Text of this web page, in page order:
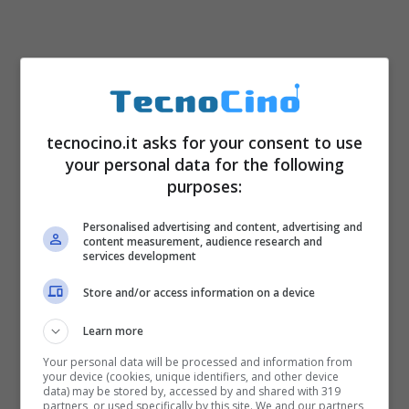
Oukitel C2 offre infatti per meno di 50 euro un
hardware completo e soddisfacente. Si parte
da un display IPScon diagonale da4.5
tra cellulari più compatti e phablet, un po’ più
nicchia di mercato non così piccola. È mosso
da un processore quad-core MediaTek
MT6580A con frequenza da 1.3GHz
accompagnato da 1GB di RAM, 8GB di
tecnocino.it asks for your consent to use
your personal data for the following
purposes:
Personalised advertising and content, advertising and
content measurement, audience research and
services development
Store and/or access information on a device
Learn more
Your personal data will be processed and information from
your device (cookies, unique identifiers, and other device
data) may be stored by, accessed by and shared with 319
partners, or used specifically by this site. We and our partners